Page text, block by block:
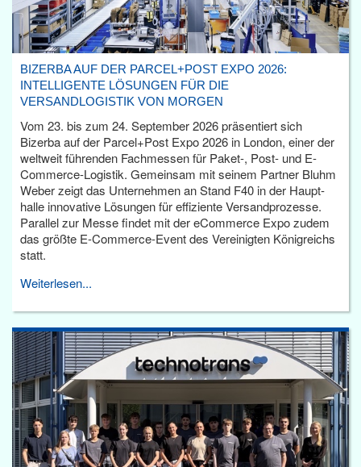
BIZERBA AUF DER PARCEL+POST EXPO 2026:
INTELLIGENTE LÖSUNGEN FÜR DIE
VERSANDLOGISTIK VON MORGEN
Vom 23. bis zum 24. September 2026 präsentiert sich
Bizerba auf der Parcel+Post Expo 2026 in London, einer der
weltweit führenden Fachmessen für Paket-, Post- und E-
Commerce-Logistik. Gemeinsam mit seinem Partner Bluhm
Weber zeigt das Unternehmen an Stand F40 in der Haupt­
halle innovative Lösungen für effiziente Versandprozesse.
Parallel zur Messe findet mit der eCommerce Expo zudem
das größte E-Commerce-Event des Vereinigten Königreichs
statt.
Weiterlesen...